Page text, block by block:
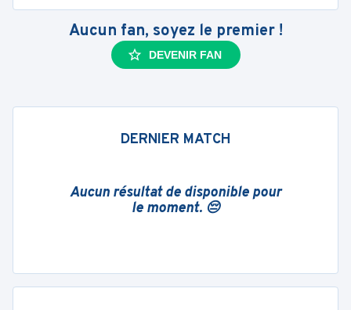
Aucun fan, soyez le premier !
DEVENIR FAN
DERNIER MATCH
Aucun résultat de disponible pour
le moment. 😔